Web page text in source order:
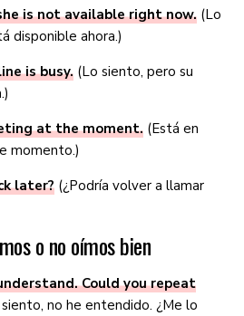
is not available right now. (Lo
disponible ahora.)
is busy. (Lo siento, pero su
at the moment. (Está en
momento.)
later? (¿Podría volver a llamar
o no oímos bien
Could you repeat
no he entendido. ¿Me lo